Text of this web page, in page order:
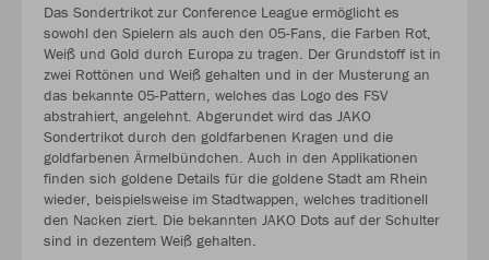
Das Sondertrikot zur Conference League ermöglicht es
sowohl den Spielern als auch den 05-Fans, die Farben Rot,
Weiß und Gold durch Europa zu tragen. Der Grundstoff ist in
zwei Rottönen und Weiß gehalten und in der Musterung an
das bekannte 05-Pattern, welches das Logo des FSV
abstrahiert, angelehnt. Abgerundet wird das JAKO
Sondertrikot durch den goldfarbenen Kragen und die
goldfarbenen Ärmelbündchen. Auch in den Applikationen
finden sich goldene Details für die goldene Stadt am Rhein
wieder, beispielsweise im Stadtwappen, welches traditionell
den Nacken ziert. Die bekannten JAKO Dots auf der Schulter
sind in dezentem Weiß gehalten.